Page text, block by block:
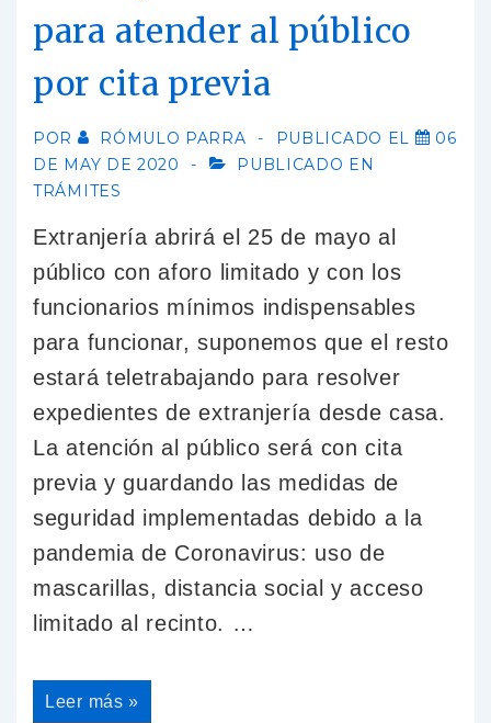
para atender al público
por cita previa
POR RÓMULO PARRA PUBLICADO EL
06
DE MAY DE 2020
PUBLICADO EN
TRÁMITES
Extranjería abrirá el 25 de mayo al
público con aforo limitado y con los
funcionarios mínimos indispensables
para funcionar, suponemos que el resto
estará teletrabajando para resolver
expedientes de extranjería desde casa.
La atención al público será con cita
previa y guardando las medidas de
seguridad implementadas debido a la
pandemia de Coronavirus: uso de
mascarillas, distancia social y acceso
limitado al recinto. …
Leer más »